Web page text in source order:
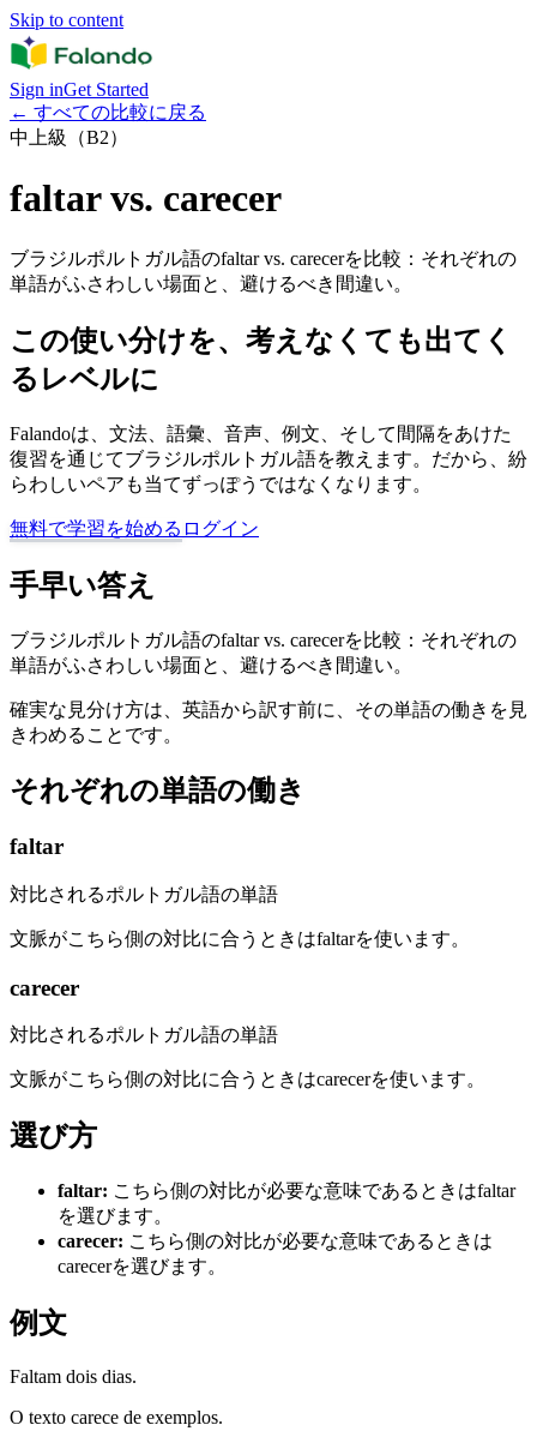
Skip to content
Sign inGet Started
← すべての比較に戻る
中上級（B2）
faltar vs. carecer
ブラジルポルトガル語のfaltar vs. carecerを比較：それぞれの
単語がふさわしい場面と、避けるべき間違い。
この使い分けを、考えなくても出てく
るレベルに
Falandoは、文法、語彙、音声、例文、そして間隔をあけた
復習を通じてブラジルポルトガル語を教えます。だから、紛
らわしいペアも当てずっぽうではなくなります。
無料で学習を始める ログイン
手早い答え
ブラジルポルトガル語のfaltar vs. carecerを比較：それぞれの
単語がふさわしい場面と、避けるべき間違い。
確実な見分け方は、英語から訳す前に、その単語の働きを見
きわめることです。
それぞれの単語の働き
faltar
対比されるポルトガル語の単語
文脈がこちら側の対比に合うときはfaltarを使います。
carecer
対比されるポルトガル語の単語
文脈がこちら側の対比に合うときはcarecerを使います。
選び方
faltar: こちら側の対比が必要な意味であるときはfaltar
を選びます。
carecer: こちら側の対比が必要な意味であるときは
carecerを選びます。
例文
Faltam dois dias.
O texto carece de exemplos.